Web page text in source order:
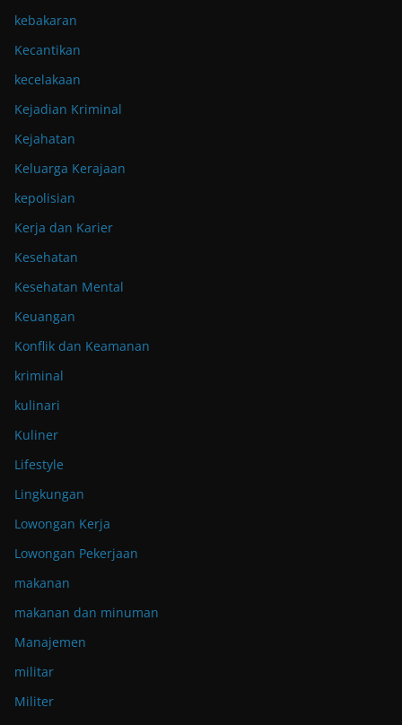
kebakaran
Kecantikan
kecelakaan
Kejadian Kriminal
Kejahatan
Keluarga Kerajaan
kepolisian
Kerja dan Karier
Kesehatan
Kesehatan Mental
Keuangan
Konflik dan Keamanan
kriminal
kulinari
Kuliner
Lifestyle
Lingkungan
Lowongan Kerja
Lowongan Pekerjaan
makanan
makanan dan minuman
Manajemen
militar
Militer